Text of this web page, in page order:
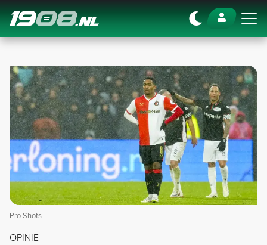
Navigation
Pro Shots
OPINIE